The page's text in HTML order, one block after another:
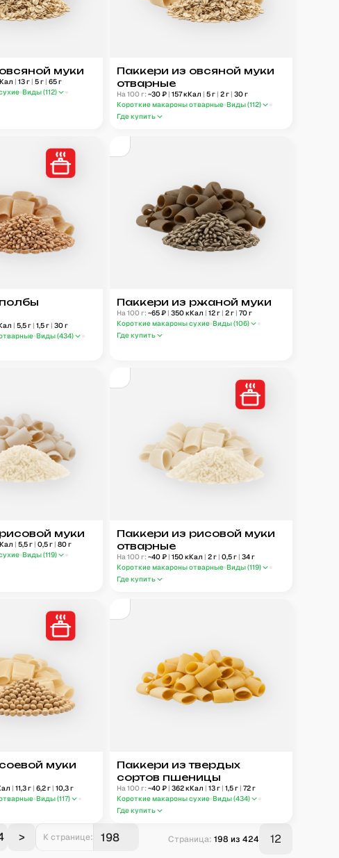
муки
| 13г | 5г | 65г
Виды (112)
Паккери из овсяной муки
отварные
На 100 г: ~30₽ | 157кКал | 5г | 2г | 30г
Короткие макароны отварные Виды (112)
Где купить
| 5,5г | 1,5г | 30г
Виды (434)
Паккери из ржаной муки
На 100 г: ~65₽ | 350кКал | 12г | 2г | 70г
Короткие макароны сухие Виды (106)
Где купить
муки
| 5,5г | 0,5г | 80г
Виды (119)
Паккери из рисовой муки
отварные
На 100 г: ~40₽ | 150кКал | 2г | 0,5г | 34г
Короткие макароны отварные Виды (119)
Где купить
муки
| 11,3г | 6,2г | 10,3г
Виды (117)
Паккери из твердых
сортов пшеницы
На 100 г: ~40₽ | 362кКал | 13г | 1,5г | 72г
Короткие макароны сухие Виды (434)
Где купить
> К странице: Страница: 198 из 424 12